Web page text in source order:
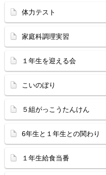
体力テスト
家庭科調理実習
１年生を迎える会
こいのぼり
５組がっこうたんけん
6年生と１年生との関わり
１年生給食当番